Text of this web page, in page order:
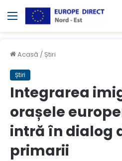
Meniul
Acasă / Știri
Știri
Integrarea
orașele
intră în dialog
primarii